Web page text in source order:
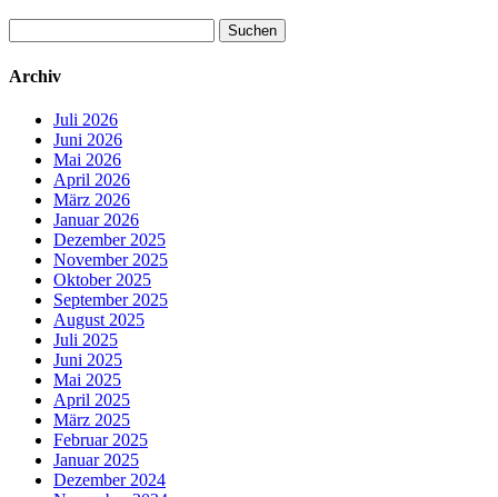
nach:
Archiv
Juli 2026
Juni 2026
Mai 2026
April 2026
März 2026
Januar 2026
Dezember 2025
November 2025
Oktober 2025
September 2025
August 2025
Juli 2025
Juni 2025
Mai 2025
April 2025
März 2025
Februar 2025
Januar 2025
Dezember 2024